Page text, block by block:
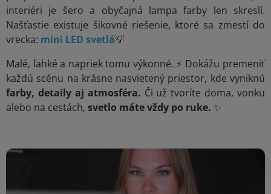
interiéri je šero a obyčajná lampa farby len skreslí.
Našťastie existuje šikovné riešenie, ktoré sa zmestí do
vrecka: mini LED svetlá💡
Malé, ľahké a napriek tomu výkonné. ⚡ Dokážu premeniť
každú scénu na krásne nasvietený priestor, kde vyniknú
farby, detaily aj atmosféra. Či už tvoríte doma, vonku
alebo na cestách, svetlo máte vždy po ruke. ✨